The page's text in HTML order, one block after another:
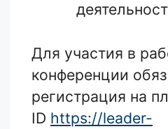
Для участия в
конференции
регистрация на
ID https://leader-